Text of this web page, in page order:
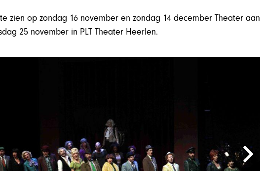
zien op zondag 16 november en zondag 14 december Theater aan
25 november in PLT Theater Heerlen.